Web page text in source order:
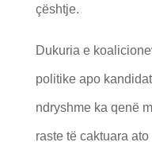
çështje.
Dukuria e
politike apo
ndryshme ka qenë
raste të caktuara